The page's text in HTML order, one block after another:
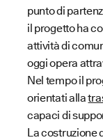
punto di
il progetto ha
attività di
oggi opera
Nel tempo il
orientati alla
capaci di
La costruzione